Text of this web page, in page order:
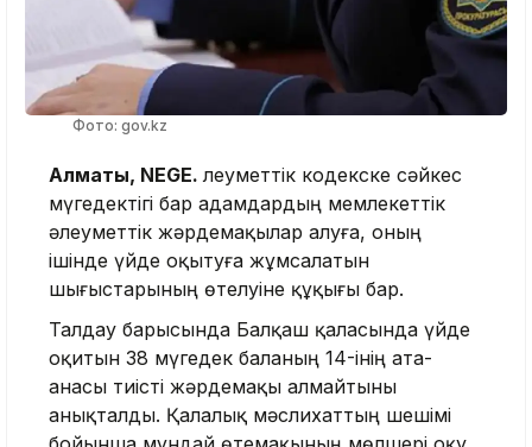
Фото: gov.kz
Алматы, NEGE.Әлеуметтік кодекске сәйкес
мүгедектігі бар адамдардың мемлекеттік
әлеуметтік жәрдемақылар алуға, оның
ішінде үйде оқытуға жұмсалатын
шығыстарының өтелуіне құқығы бар.
Талдау барысында Балқаш қаласында үйде
оқитын 38 мүгедек баланың 14-інің ата-
анасы тиісті жәрдемақы алмайтыны
анықталды. Қалалық мәслихаттың шешімі